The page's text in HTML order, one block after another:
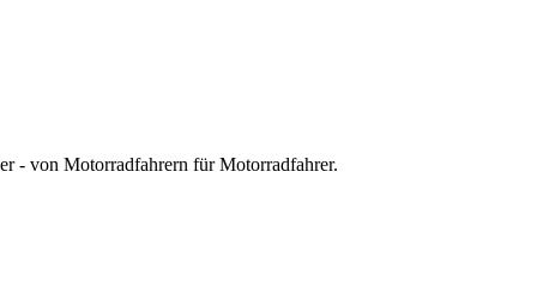
- von Motorradfahrern für Motorradfahrer.